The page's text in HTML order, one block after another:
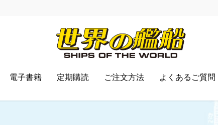
電子書籍 定期購読 ご注文方法 よくあるご質問